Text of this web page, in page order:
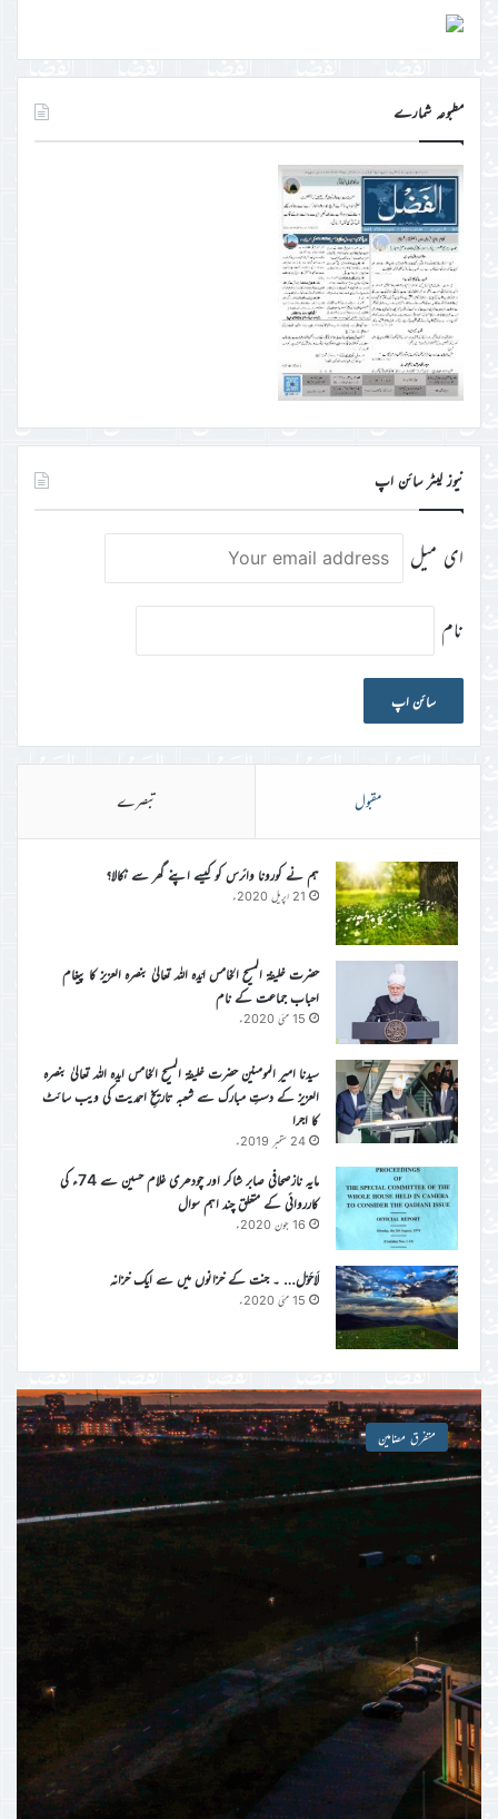
مطبوعہ شمارے
نیوز لیٹر سائن اپ
ای میل
نام
مقبول تبصرے
ہم نے کورونا وائرس کو کیسے اپنے گھر سے نکالا؟
21 اپریل 2020ء
حضرت خلیفۃ المسیح الخامس ایّدہ اللہ تعالیٰ بنصرہ العزیز کا پیغام
احباب جماعت کے نام
15 مئی 2020ء
سیدنا امیر المومنین حضرت خلیفۃ المسیح الخامس ایدہ اللہ تعالیٰ بنصرہ
العزیز کے دستِ مبارک سے شعبہ تاریخِ احمدیت کی ویب سائٹ
کا اجرا
24 ستمبر 2019ء
مایہ نازصحافی صابر شاکر اور چودھری غلام حسین سے 74ء کی
کارروائی کے متعلق چند اہم سوال
16 جون 2020ء
لَاحَوْل… ۔ جنت کے خزانوں میں سے ایک خزانہ
15 مئی 2020ء
اداریہ
متفرق مضامین